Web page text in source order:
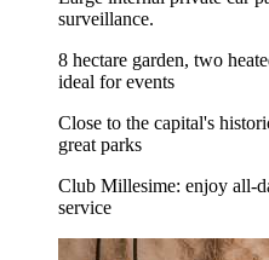
surveillance.
8 hectare garden, two
ideal for events
Close to the capital's
great parks
Club Millesime: enjoy all-
service